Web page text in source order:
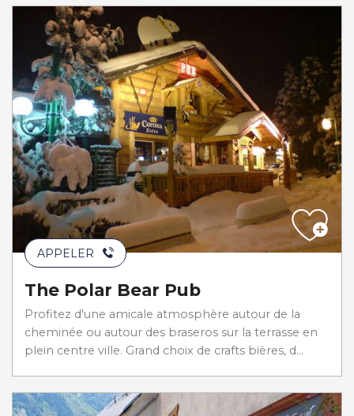
APPELER
The Polar Bear Pub
Profitez d'une amicale atmosphère autour de la
cheminée ou autour des braseros sur la terrasse en
plein centre ville. Grand choix de crafts bières, d...